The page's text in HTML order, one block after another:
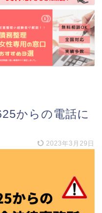
からの電話に
2023年3月29日